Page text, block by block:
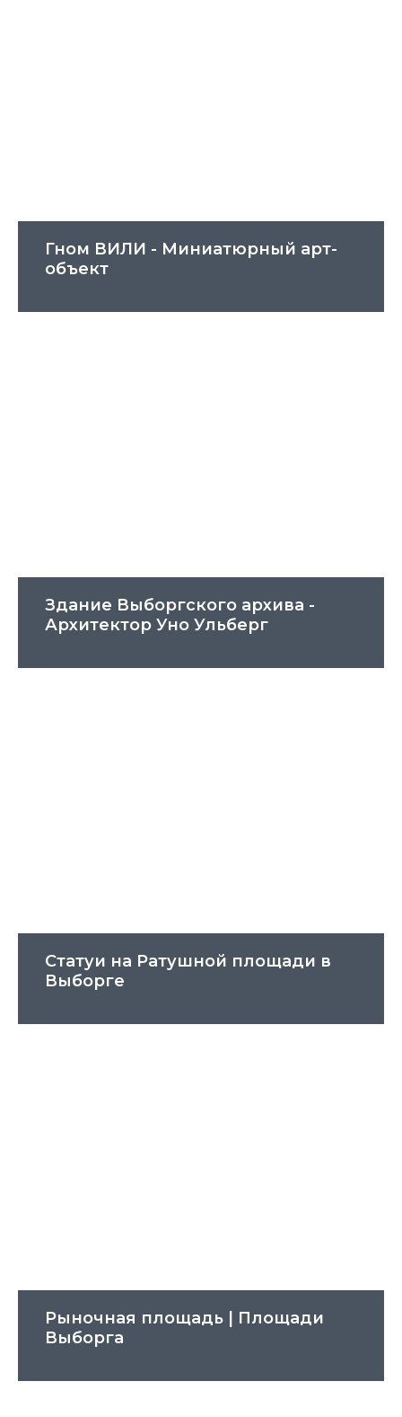
Гном ВИЛИ - Миниатюрный арт-
объект
Здание Выборгского архива -
Архитектор Уно Ульберг
Статуи на Ратушной площади в
Выборге
Рыночная площадь | Площади
Выборга